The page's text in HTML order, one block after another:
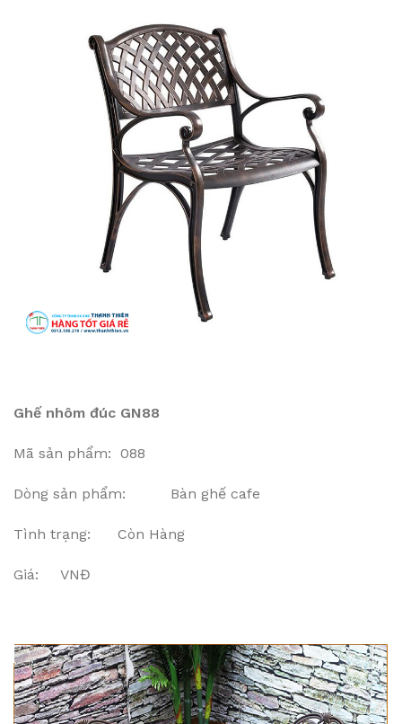
Ghế nhôm đúc GN88
Mã sản phẩm: 088
Dòng sản phẩm: Bàn ghế cafe
Tình trạng: Còn Hàng
Giá: VNĐ